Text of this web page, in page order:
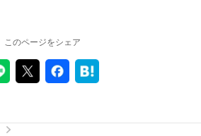
このページをシェア